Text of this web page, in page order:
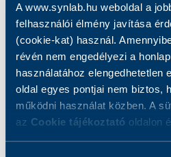
A www.synlab.hu weboldal a
felhasználói élmény javítása
(cookie-kat) használ.
révén nem engedélyezi a
használatához elengedhetetlen
oldal egyes pontjai nem biztos,
működni használat közben. A
az Cookie tájékoztató oldalon
Székletvizsgálat